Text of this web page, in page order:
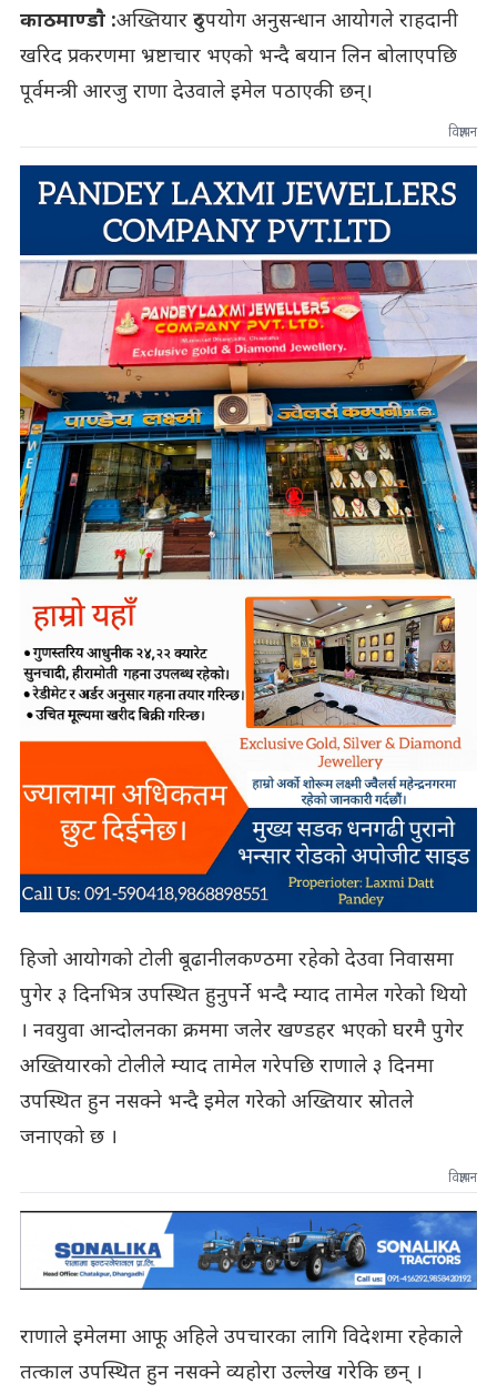
काठमाण्डाै :अख्तियार दुरुपयोग अनुसन्धान आयोगले राहदानी
खरिद प्रकरणमा भ्रष्टाचार भएको भन्दै बयान लिन बोलाएपछि
पूर्वमन्त्री आरजु राणा देउवाले इमेल पठाएकी छन्।
विज्ञापन
हिजो आयोगको टोली बूढानीलकण्ठमा रहेको देउवा निवासमा
पुगेर ३ दिनभित्र उपस्थित हुनुपर्ने भन्दै म्याद तामेल गरेको थियो
। नवयुवा आन्दोलनका क्रममा जलेर खण्डहर भएको घरमै पुगेर
अख्तियारको टोलीले म्याद तामेल गरेपछि राणाले ३ दिनमा
उपस्थित हुन नसक्ने भन्दै इमेल गरेकाे अख्तियार स्रोतले
जनाएको छ ।
विज्ञापन
राणाले इमेलमा आफू अहिले उपचारका लागि विदेशमा रहेकाले
तत्काल उपस्थित हुन नसक्ने व्यहोरा उल्लेख गरेकि छन् ।